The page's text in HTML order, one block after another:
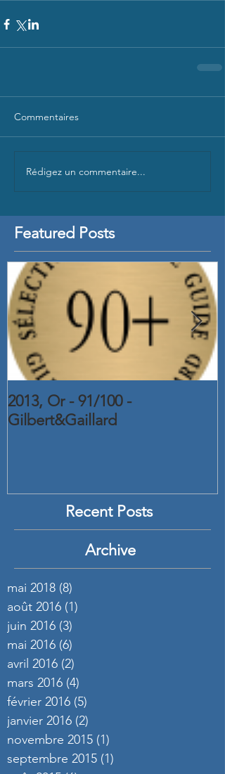
Commentaires
Rédigez un commentaire...
Featured Posts
2013, Or - 91/100 -
Gilbert&Gaillard
Recent Posts
Archive
mai 2018 (8)
août 2016 (1)
juin 2016 (3)
mai 2016 (6)
avril 2016 (2)
mars 2016 (4)
février 2016 (5)
janvier 2016 (2)
novembre 2015 (1)
septembre 2015 (1)